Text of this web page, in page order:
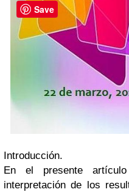
Introducción.
En el presente
interpretación de los
Save